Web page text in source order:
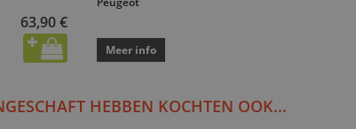
63,90 €
Meer info
HEBBEN KOCHTEN OOK...